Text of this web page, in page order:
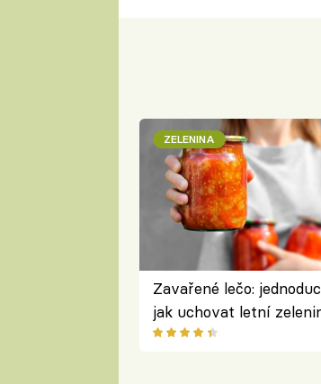
ZELENINA
Zavařené lečo:
jak uchovat letní